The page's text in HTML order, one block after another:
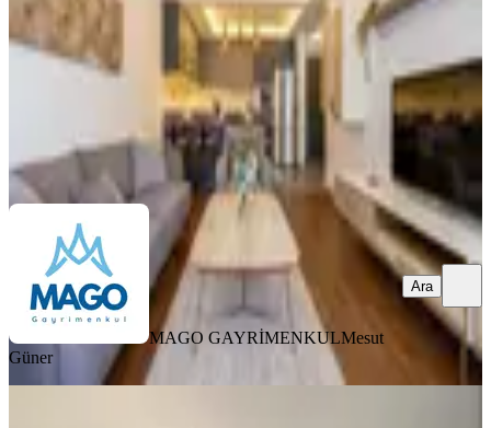
75.000 ₺
MAGO GAYRİMENKULMesut Güner
Ara
MAGO GAYRİMENKULMesut
Güner
Ara